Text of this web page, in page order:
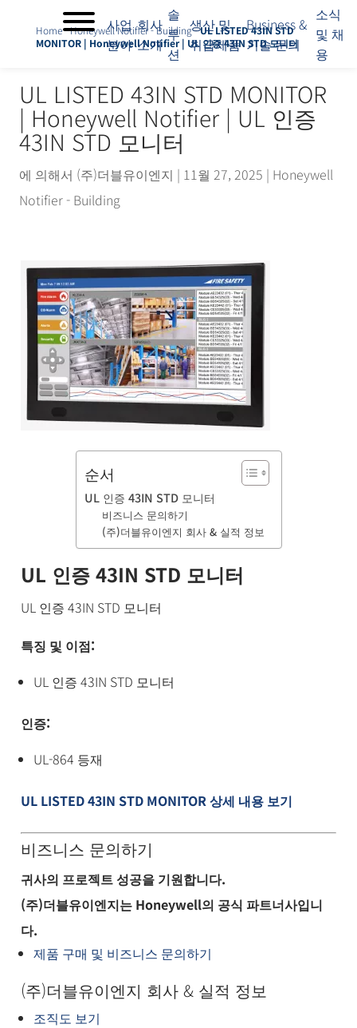
사업
분야
회사
소개
솔
루
션
생산 및
취급제품
Business &
기술 문의
소식
및 채
용
분
야
회
사
개
솔
BUSINESS
& 기술 문
Home-Honeywell Notifier - Building-UL LISTED 43IN STD
MONITOR | Honeywell Notifier | UL 인증 43IN STD 모니터
UL LISTED 43IN STD MONITOR
| Honeywell Notifier | UL 인증
43IN STD 모니터
에 의해서 (주)더블유이엔지 | 11월 27, 2025 | Honeywell
Notifier - Building
순서
UL 인증 43IN STD 모니터
비즈니스 문의하기
(주)더블유이엔지 회사 & 실적 정보
UL 인증 43IN STD 모니터
UL 인증 43IN STD 모니터
특징 및 이점:
UL 인증 43IN STD 모니터
인증:
UL-864 등재
UL LISTED 43IN STD MONITOR 상세 내용 보기
비즈니스 문의하기
귀사의 프로젝트 성공을 기원합니다.
(주)더블유이엔지는 Honeywell의 공식 파트너사입니
다.
제품 구매 및 비즈니스 문의하기
(주)더블유이엔지 회사 & 실적 정보
조직도 보기